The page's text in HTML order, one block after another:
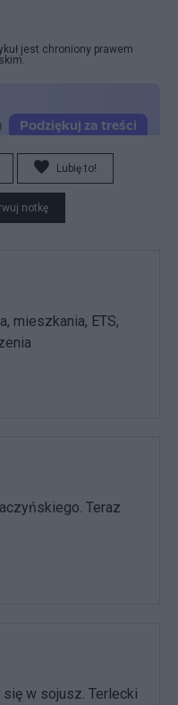
jest chroniony prawem
Lubię to!
notkę
mieszkania, ETS,
Teraz
się w sojusz. Terlecki